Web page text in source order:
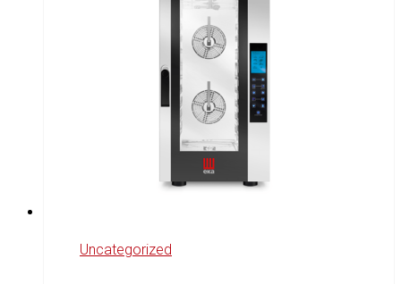
Uncategorized